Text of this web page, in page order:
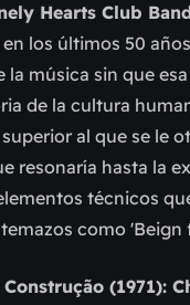
Hearts Club
los últimos 50
la música sin que
de la cultura
al que se le
resonaría hasta la
técnicos
como
(1971):